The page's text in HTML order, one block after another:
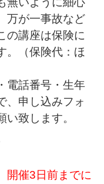
万が一事故など
の講座は保険に
。（保険代：ほ
電話番号・生年
、申し込みフォ
致します。
開催3日前までに